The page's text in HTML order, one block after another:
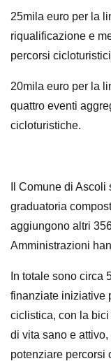
25mila euro per la
riqualificazione e
percorsi
20mila euro per la
quattro eventi
cicloturistiche.
Il Comune di
graduatoria
aggiungono altri
Amministrazioni
In totale sono circa
finanziate iniziative
ciclistica, con la
di vita sano e
potenziare percorsi